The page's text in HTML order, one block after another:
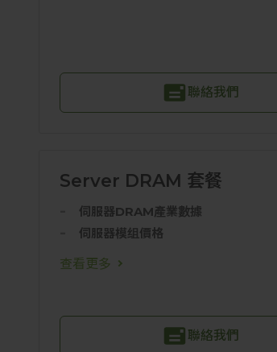
聯絡我們
Server DRAM 套餐
伺服器DRAM產業數據
伺服器模组價格
查看更多
聯絡我們